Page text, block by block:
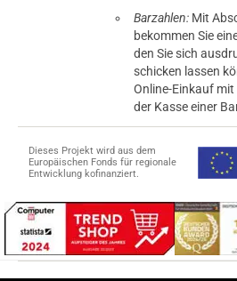
Barzahlen: Mit
bekommen Sie
den Sie sich
schicken lassen
Online-Einkauf
der Kasse einer
Dieses Projekt wird aus dem
Europäischen Fonds für regionale
Entwicklung kofinanziert.